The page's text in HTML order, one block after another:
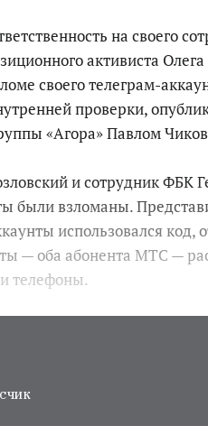
на своего
активиста Олега
своего телеграм-
проверки,
«Агора» Павлом
и сотрудник ФБК
были взломаны.
использовался
— оба абонента МТС —
телефоны.